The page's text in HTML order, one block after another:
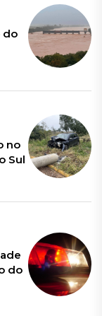
do
no
Sul
do